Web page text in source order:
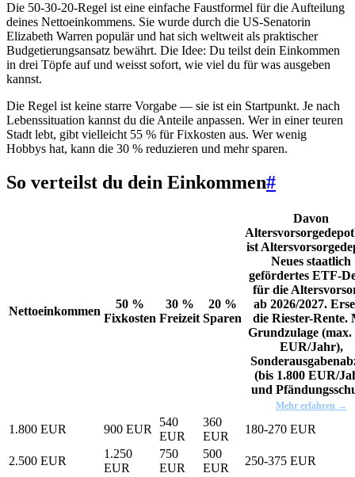
Die 50-30-20-Regel ist eine einfache Faustformel für die Aufteilung
deines Nettoeinkommens. Sie wurde durch die US-Senatorin
Elizabeth Warren populär und hat sich weltweit als praktischer
Budgetierungsansatz bewährt. Die Idee: Du teilst dein Einkommen
in drei Töpfe auf und weisst sofort, wie viel du für was ausgeben
kannst.
Die Regel ist keine starre Vorgabe — sie ist ein Startpunkt. Je nach
Lebenssituation kannst du die Anteile anpassen. Wer in einer teuren
Stadt lebt, gibt vielleicht 55 % für Fixkosten aus. Wer wenig
Hobbys hat, kann die 30 % reduzieren und mehr sparen.
So verteilst du dein Einkommen#
Nettoeinkommen
50 %
Fixkosten
30 %
Freizeit
20 %
Sparen
Davon
Altersvorsorgedepot
ist
Neues staatlich
gefördertes ETF-
für die
ab 2026/2027.
die Riester-Rente.
Grundzulage (max.
EUR/Jahr),
(bis 1.800 EUR/
und
Mehr erfahren →
1.800 EUR 900 EUR
540
EUR
360
EUR
180-270 EUR
2.500 EUR
1.250
EUR
750
EUR
500
EUR
250-375 EUR